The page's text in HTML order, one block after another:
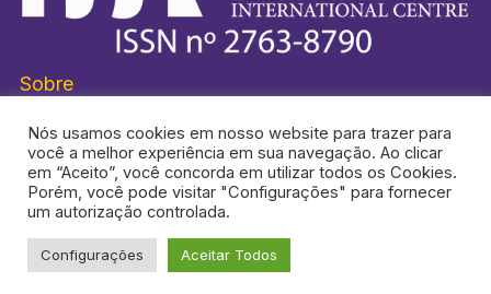
Sobre
HISTORI-SE® É UMA MARCA REGISTRADA.
TOPO DA PÁGINA
Nós usamos cookies em nosso website para trazer para
você a melhor experiência em sua navegação. Ao clicar
em “Aceito”, você concorda em utilizar todos os Cookies.
Porém, você pode visitar "Configurações" para fornecer
um autorização controlada.
Configurações Aceitar Todos